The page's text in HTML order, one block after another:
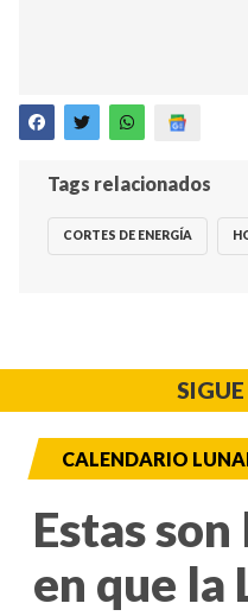
Tags relacionados
CORTES DE ENERGÍA
CALENDARIO
Estas
en que la